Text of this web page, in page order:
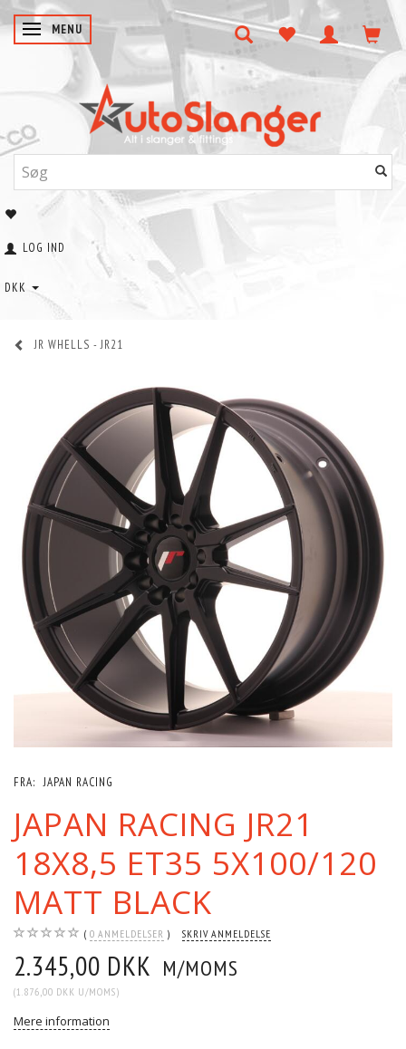
SKIFTE NAVIGATION
MENU
LOG IND
DKK
JR WHELLS - JR21
FRA: JAPAN RACING
JAPAN RACING JR21
18X8,5 ET35 5X100/120
MATT BLACK
0 ANMELDELSER SKRIV ANMELDELSE
2.345,00 DKK M/MOMS
(1.876,00 DKK U/MOMS)
Mere information